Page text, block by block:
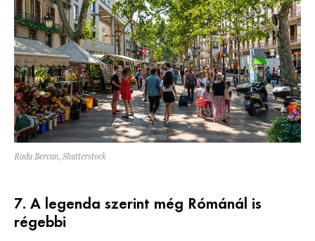
Radu Bercan, Shutterstock
7. A legenda szerint még Rómánál is
régebbi